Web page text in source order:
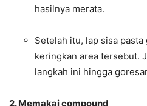
hasilnya merata.
Setelah itu, lap sisa
keringkan area tersebut.
langkah ini hingga
2. Memakai compound